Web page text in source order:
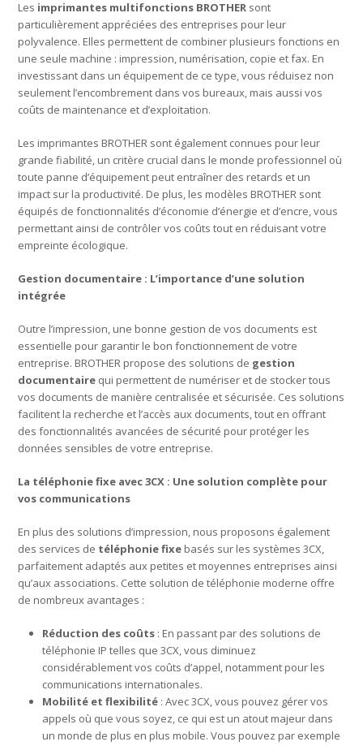
Les imprimantes multifonctions BROTHER sont
particulièrement appréciées des entreprises pour leur
polyvalence. Elles permettent de combiner plusieurs fonctions en
une seule machine : impression, numérisation, copie et fax. En
investissant dans un équipement de ce type, vous réduisez non
seulement l’encombrement dans vos bureaux, mais aussi vos
coûts de maintenance et d’exploitation.
Les imprimantes BROTHER sont également connues pour leur
grande fiabilité, un critère crucial dans le monde professionnel où
toute panne d’équipement peut entraîner des retards et un
impact sur la productivité. De plus, les modèles BROTHER sont
équipés de fonctionnalités d’économie d’énergie et d’encre, vous
permettant ainsi de contrôler vos coûts tout en réduisant votre
empreinte écologique.
Gestion documentaire : L’importance d’une solution
intégrée
Outre l’impression, une bonne gestion de vos documents est
essentielle pour garantir le bon fonctionnement de votre
entreprise. BROTHER propose des solutions de gestion
documentaire qui permettent de numériser et de stocker tous
vos documents de manière centralisée et sécurisée. Ces solutions
facilitent la recherche et l’accès aux documents, tout en offrant
des fonctionnalités avancées de sécurité pour protéger les
données sensibles de votre entreprise.
La téléphonie fixe avec 3CX : Une solution complète pour
vos communications
En plus des solutions d’impression, nous proposons également
des services de téléphonie fixe basés sur les systèmes 3CX,
parfaitement adaptés aux petites et moyennes entreprises ainsi
qu’aux associations. Cette solution de téléphonie moderne offre
de nombreux avantages :
Réduction des coûts : En passant par des solutions de
téléphonie IP telles que 3CX, vous diminuez
considérablement vos coûts d’appel, notamment pour les
communications internationales.
Mobilité et flexibilité : Avec 3CX, vous pouvez gérer vos
appels où que vous soyez, ce qui est un atout majeur dans
un monde de plus en plus mobile. Vous pouvez par exemple